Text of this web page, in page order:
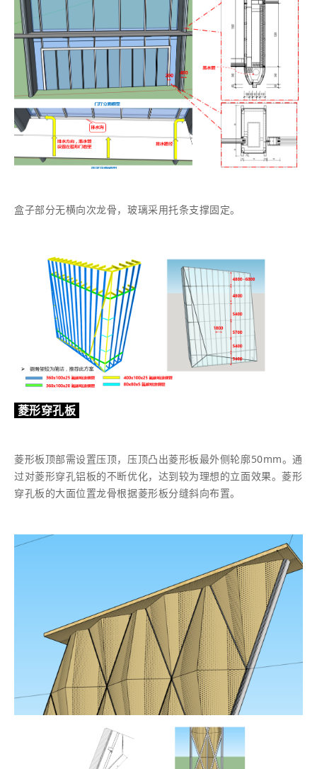
盒子部分无横向次龙骨，玻璃采用托条支撑固定。
菱形穿孔板
菱形板顶部需设置压顶，压顶凸出菱形板最外侧轮廓50mm。通
过对菱形穿孔铝板的不断优化，达到较为理想的立面效果。菱形
穿孔板的大面位置龙骨根据菱形板分缝斜向布置。